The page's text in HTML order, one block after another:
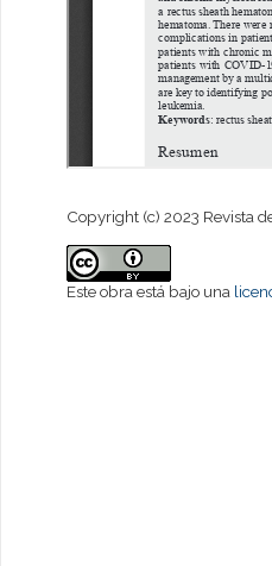
Copyright (c) 2023 Revista
Este obra está bajo una